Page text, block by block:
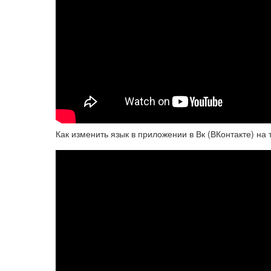
Как изменить язык в приложении в Вк (ВКонтакте)